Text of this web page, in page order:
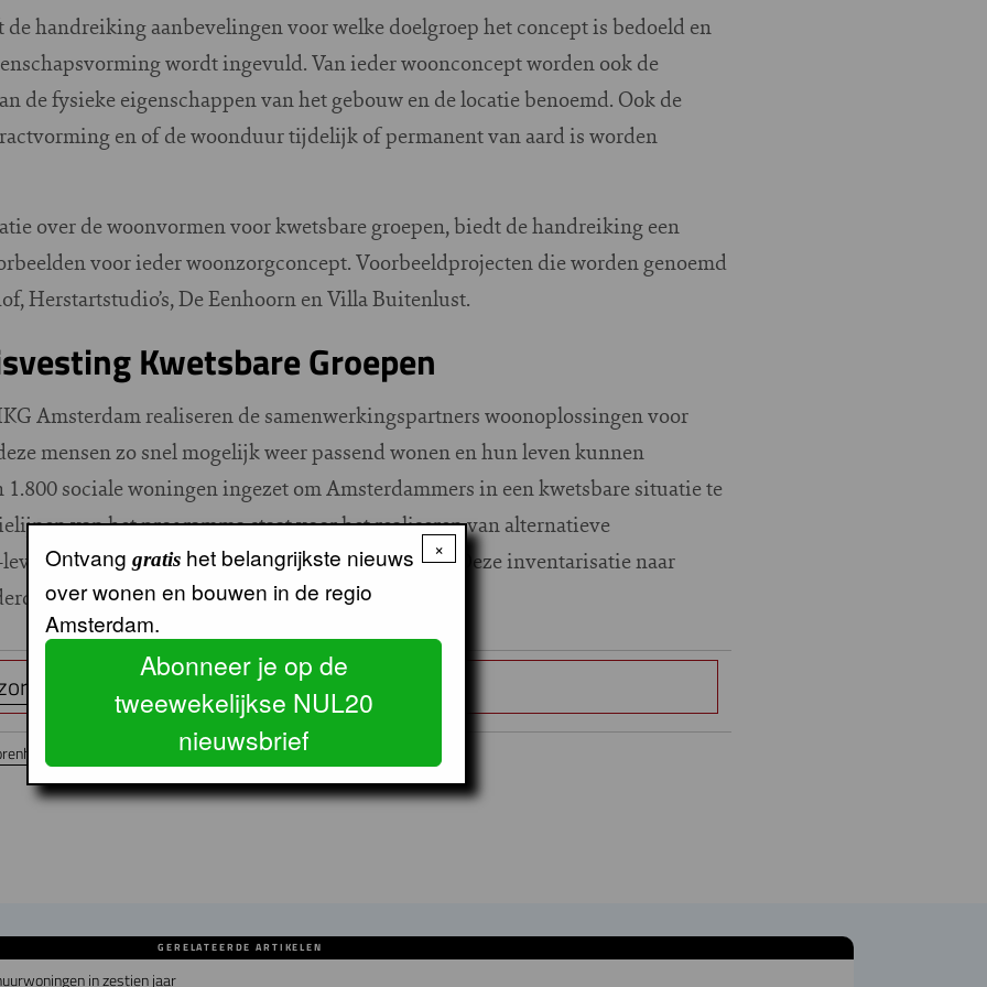
de handreiking aanbevelingen voor welke doelgroep het concept is bedoeld en
wordt ingevuld. Van ieder woonconcept worden ook de
de fysieke eigenschappen van het gebouw en de locatie benoemd. Ook de
en of de woonduur tijdelijk of permanent van aard is worden
over de woonvormen voor kwetsbare groepen, biedt de handreiking een
voor ieder woonzorgconcept. Voorbeeldprojecten die worden genoemd
Herstartstudio’s, De Eenhoorn en Villa Buitenlust.
Kwetsbare Groepen
Amsterdam realiseren de samenwerkingspartners woonoplossingen voor
mensen zo snel mogelijk weer passend wonen en hun leven kunnen
sociale woningen ingezet om Amsterdammers in een kwetsbare situatie te
van het programma staat voor het realiseren van alternatieve
thuisflats, wooncirkels en geclusterd wonen. Deze inventarisatie naar
van de actielijn. (DB)
regio Amsterdam
GERELATEERDE ARTIKELEN
in zestien jaar
×
Ontvang gratis het belangrijkste nieuws
over wonen en bouwen in de regio
Amsterdam.
Abonneer je op de
tweewekelijkse NUL20
nieuwsbrief